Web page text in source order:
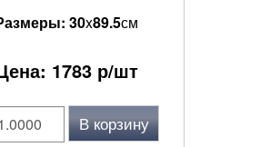
30x89.5см
1783р/шт
В корзину